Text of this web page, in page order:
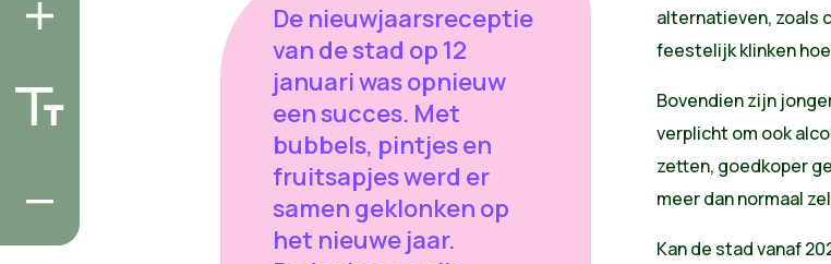
De nieuwjaarsreceptie
van de stad op 12
januari was opnieuw
een succes. Met
bubbels, pintjes en
fruitsapjes werd er
samen geklonken op
het nieuwe jaar.
alternatieven, zoals
feestelijk klinken
Bovendien zijn
verplicht om ook
zetten, goedkoper
meer dan normaal
Kan de stad vanaf